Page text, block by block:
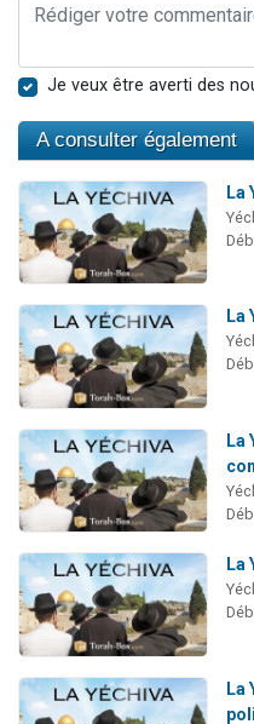
Je veux être averti des
A consulter également
La
La
La
La
La